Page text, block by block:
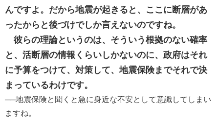
んですよ。だから地震が起きると、ここに断層があ
ったからと後づけでしか言えないのですね。
彼らの理論というのは、そういう根拠のない確率
と、活断層の情報くらいしかないのに、政府はそれ
に予算をつけて、対策して、地震保険までそれで決
まっているわけです。
──地震保険と聞くと急に身近な不安として意識してしまい
ますね。